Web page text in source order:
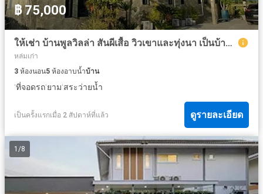
฿ 75,000
ให้เช่า บ้านพูลวิลล่า สันผีเสื้อ วิวเขาและทุ่งนา เป็นบ้านชั้นเดียว ยกระดับ ตกแต่ง ทันสมัย
หล่มเก่า
3 ห้องนอน5 ห้องอาบน้ำบ้าน
·ที่จอดรถ·ยาม·สระว่ายน้ำ
เป็นครั้งแรกเมื่อ 2 สัปดาห์ที่แล้ว ดูรายละเอียด
1 /8